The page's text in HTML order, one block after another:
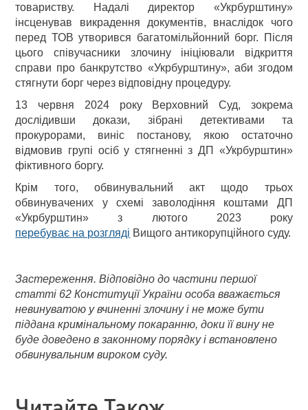
товариству. Надалі директор «Укрбурштину»
інсценував викрадення документів, внаслідок чого
перед ТОВ утворився багатомільйонний борг. Після
цього співучасники злочину ініціювали відкриття
справи про банкрутство «Укрбурштину», аби згодом
стягнути борг через відповідну процедуру.
13 червня 2024 року Верховний Суд, зокрема
дослідивши докази, зібрані детективами та
прокурорами, виніс постанову, якою остаточно
відмовив групі осіб у стягненні з ДП «Укрбурштин»
фіктивного боргу.
Крім того, обвинувальний акт щодо трьох
обвинувачених у схемі заволодіння коштами ДП
«Укрбурштин» з лютого 2023 року
перебуває на розгляді Вищого антикорупційного суду.
Застереження. Відповідно до частини першої
статті 62 Конституції України особа вважається
невинуватою у вчиненні злочину і не може бути
піддана кримінальному покаранню, доки її вину не
буде доведено в законному порядку і встановлено
обвинувальним вироком суду.